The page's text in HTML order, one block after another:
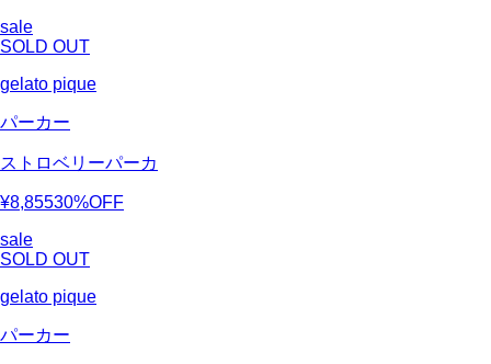
sale
SOLD OUT
gelato pique
パーカー
ストロベリーパーカ
¥8,85530%OFF
sale
SOLD OUT
gelato pique
パーカー